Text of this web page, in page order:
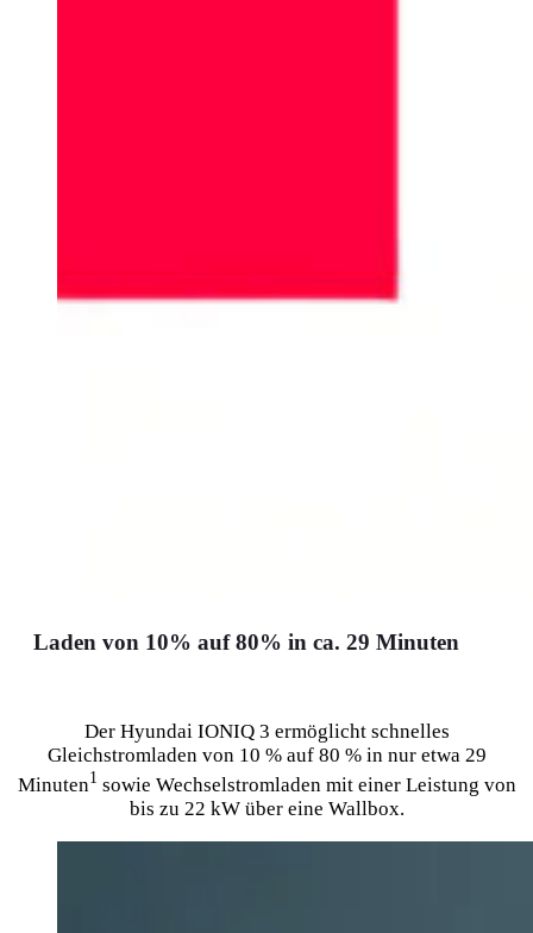
Laden von 10% auf 80% in ca. 29 Minuten
Der Hyundai IONIQ 3 ermöglicht schnelles
Gleichstromladen von 10 % auf 80 % in nur etwa 29
Minuten1 sowie Wechselstromladen mit einer Leistung von
bis zu 22 kW über eine Wallbox.